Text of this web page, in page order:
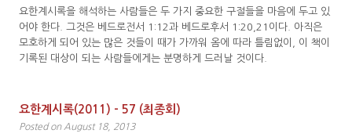
요한계시록을 해석하는 사람들은 두 가지 중요한 구절들을 마음에 두고 있
어야 한다. 그것은 베드로전서 1:12과 베드로후서 1:20,21이다. 아직은
모호하게 되어 있는 많은 것들이 때가 가까워 옴에 따라 틀림없이, 이 책이
기록된 대상이 되는 사람들에게는 분명하게 드러날 것이다.
요한계시록(2011) – 57 (최종회)
Posted on August 18, 2013